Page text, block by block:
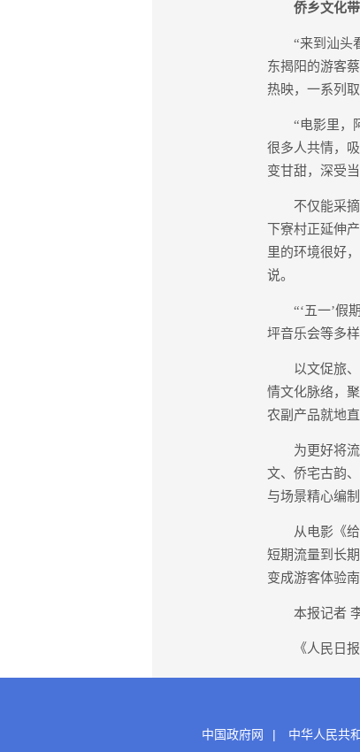
侨乡文化
“来到汕头看
东揭阳的游客
热映，一系列
“电影里，阿
很多人共情，
变甘甜，深受
不仅能采摘
下寮村正延伸
里的环境很好
说。
“‘五一’假期
坪音乐会等多
以文促旅、以
情文化脉络，
农副产品就地
为更好将流量
文、侨宅古韵
与场景精心编
从电影《给阿
短期流量到长
变成游客体验
本报记者
《人民日报
中国政府网 | 中华人民共